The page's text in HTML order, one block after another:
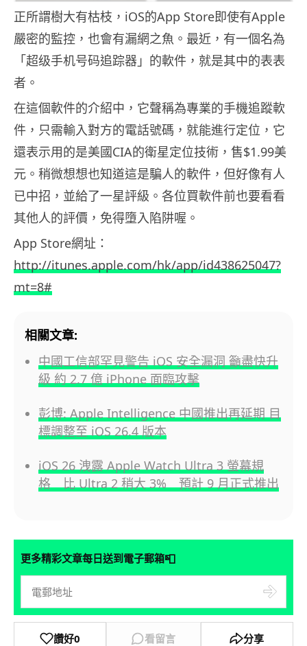
正所謂樹大有枯枝，iOS的App Store即使有Apple
嚴密的監控，也會有漏網之魚。最近，有一個名為
「超级手机号码追踪器」的軟件，就是其中的表表
者。
在這個軟件的介紹中，它聲稱為專業的手機追蹤軟
件，只需輸入對方的電話號碼，就能進行定位，它
還表示用的是美國CIA的衛星定位技術，售$1.99美
元。稍微想想也知道這是騙人的軟件，但好像有人
已中招，並給了一星評級。各位買軟件前也要看看
其他人的評價，免得墮入陷阱喔。
App Store網址：
http://itunes.apple.com/hk/app/id438625047?
mt=8#
相關文章:
中國工信部罕見警告 iOS 安全漏洞 籲盡快升
級 約 2.7 億 iPhone 面臨攻擊
彭博: Apple Intelligence 中國推出再延期 目
標調整至 iOS 26.4 版本
iOS 26 洩露 Apple Watch Ultra 3 螢幕規
格 比 Ultra 2 稍大 3% 預計 9 月正式推出
更多精彩文章每日送到電子郵箱📮
讚好0 看留言 分享